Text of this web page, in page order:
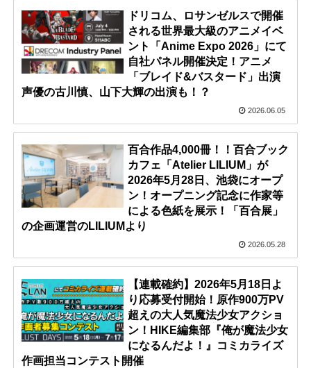
ドリコム、ロサンゼルスで開催
される世界最大級のアニメイベ
ント「Anime Expo 2026」にて
自社パネル開催決定！アニメ
「ブレイド&バスタード」出演
声優の古川慎、山下大輝の出演も！？
2026.06.05
百合作品4,000冊！！百合ブック
カフェ「Atelier LILIUM」が
2026年5月28日、池袋にオープ
ン！オープニング記念に作家等
による色紙を展示！「百合展」
の企画運営のLILIUMより
2026.05.28
【連載確約】2026年5月18日よ
り応募受付開始！原作900万PV
超えの大人気魔法少女アクショ
ン！HIKE編集部『俺が魔法少女
になるんだよ！』コミカライズ
作画担当コンテスト開催